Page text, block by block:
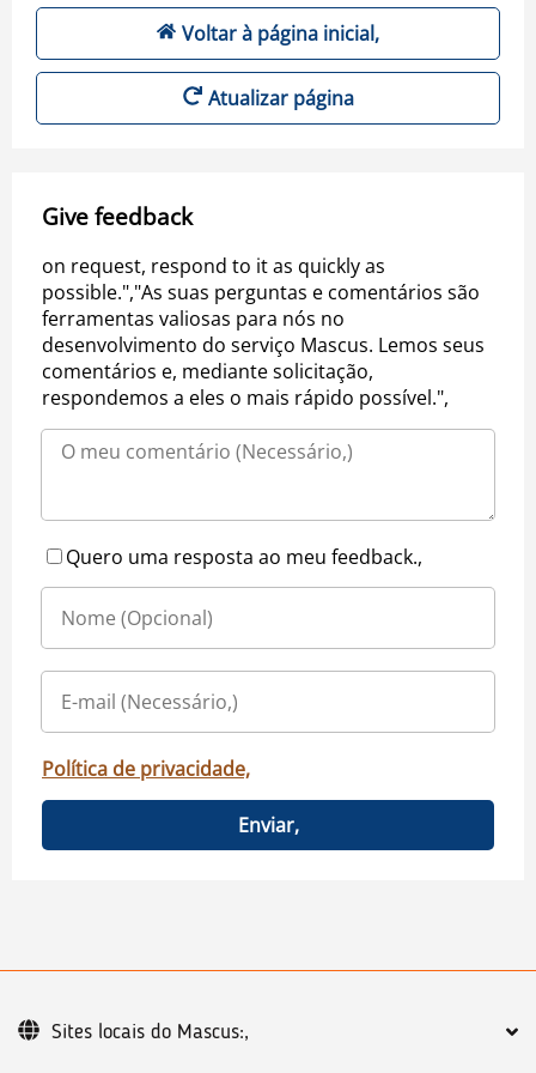
Voltar à página inicial,
Atualizar página
Give feedback
on request, respond to it as quickly as
possible.","As suas perguntas e comentários são
ferramentas valiosas para nós no
desenvolvimento do serviço Mascus. Lemos seus
comentários e, mediante solicitação,
respondemos a eles o mais rápido possível.",
Quero uma resposta ao meu feedback.,
Política de privacidade,
Enviar,
Sites locais do Mascus:,